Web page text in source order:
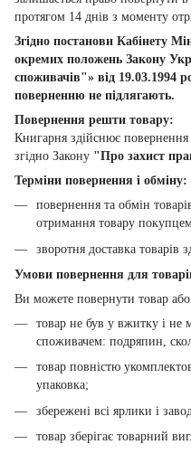
протягом 14 днів з моменту
Згідно постанови Кабінету
окремих положень Закону
споживачів"» від 19.03.1994
поверненню не підлягають.
Повернення решти товару:
Книгарня здійснює повернення
згідно Закону "Про захист
Терміни повернення і обміну:
повернення та обмін
отримання товару
зворотня доставка товарів
Умови повернення для
Ви можете повернути товар
товар не був у вжитку і не
споживачем: подряпин,
товар повністю
упаковка;
збережені всі ярлики і
товар зберігає товарний